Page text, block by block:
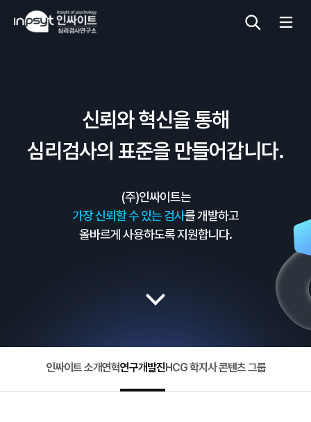
신뢰와 혁신을 통해
심리검사의 표준을 만들어갑니다.
(주)인싸이트는
가장 신뢰할 수 있는 검사를 개발하고
올바르게 사용하도록 지원합니다.
인싸이트 소개연혁연구개발진HCG 학지사 콘텐츠 그룹